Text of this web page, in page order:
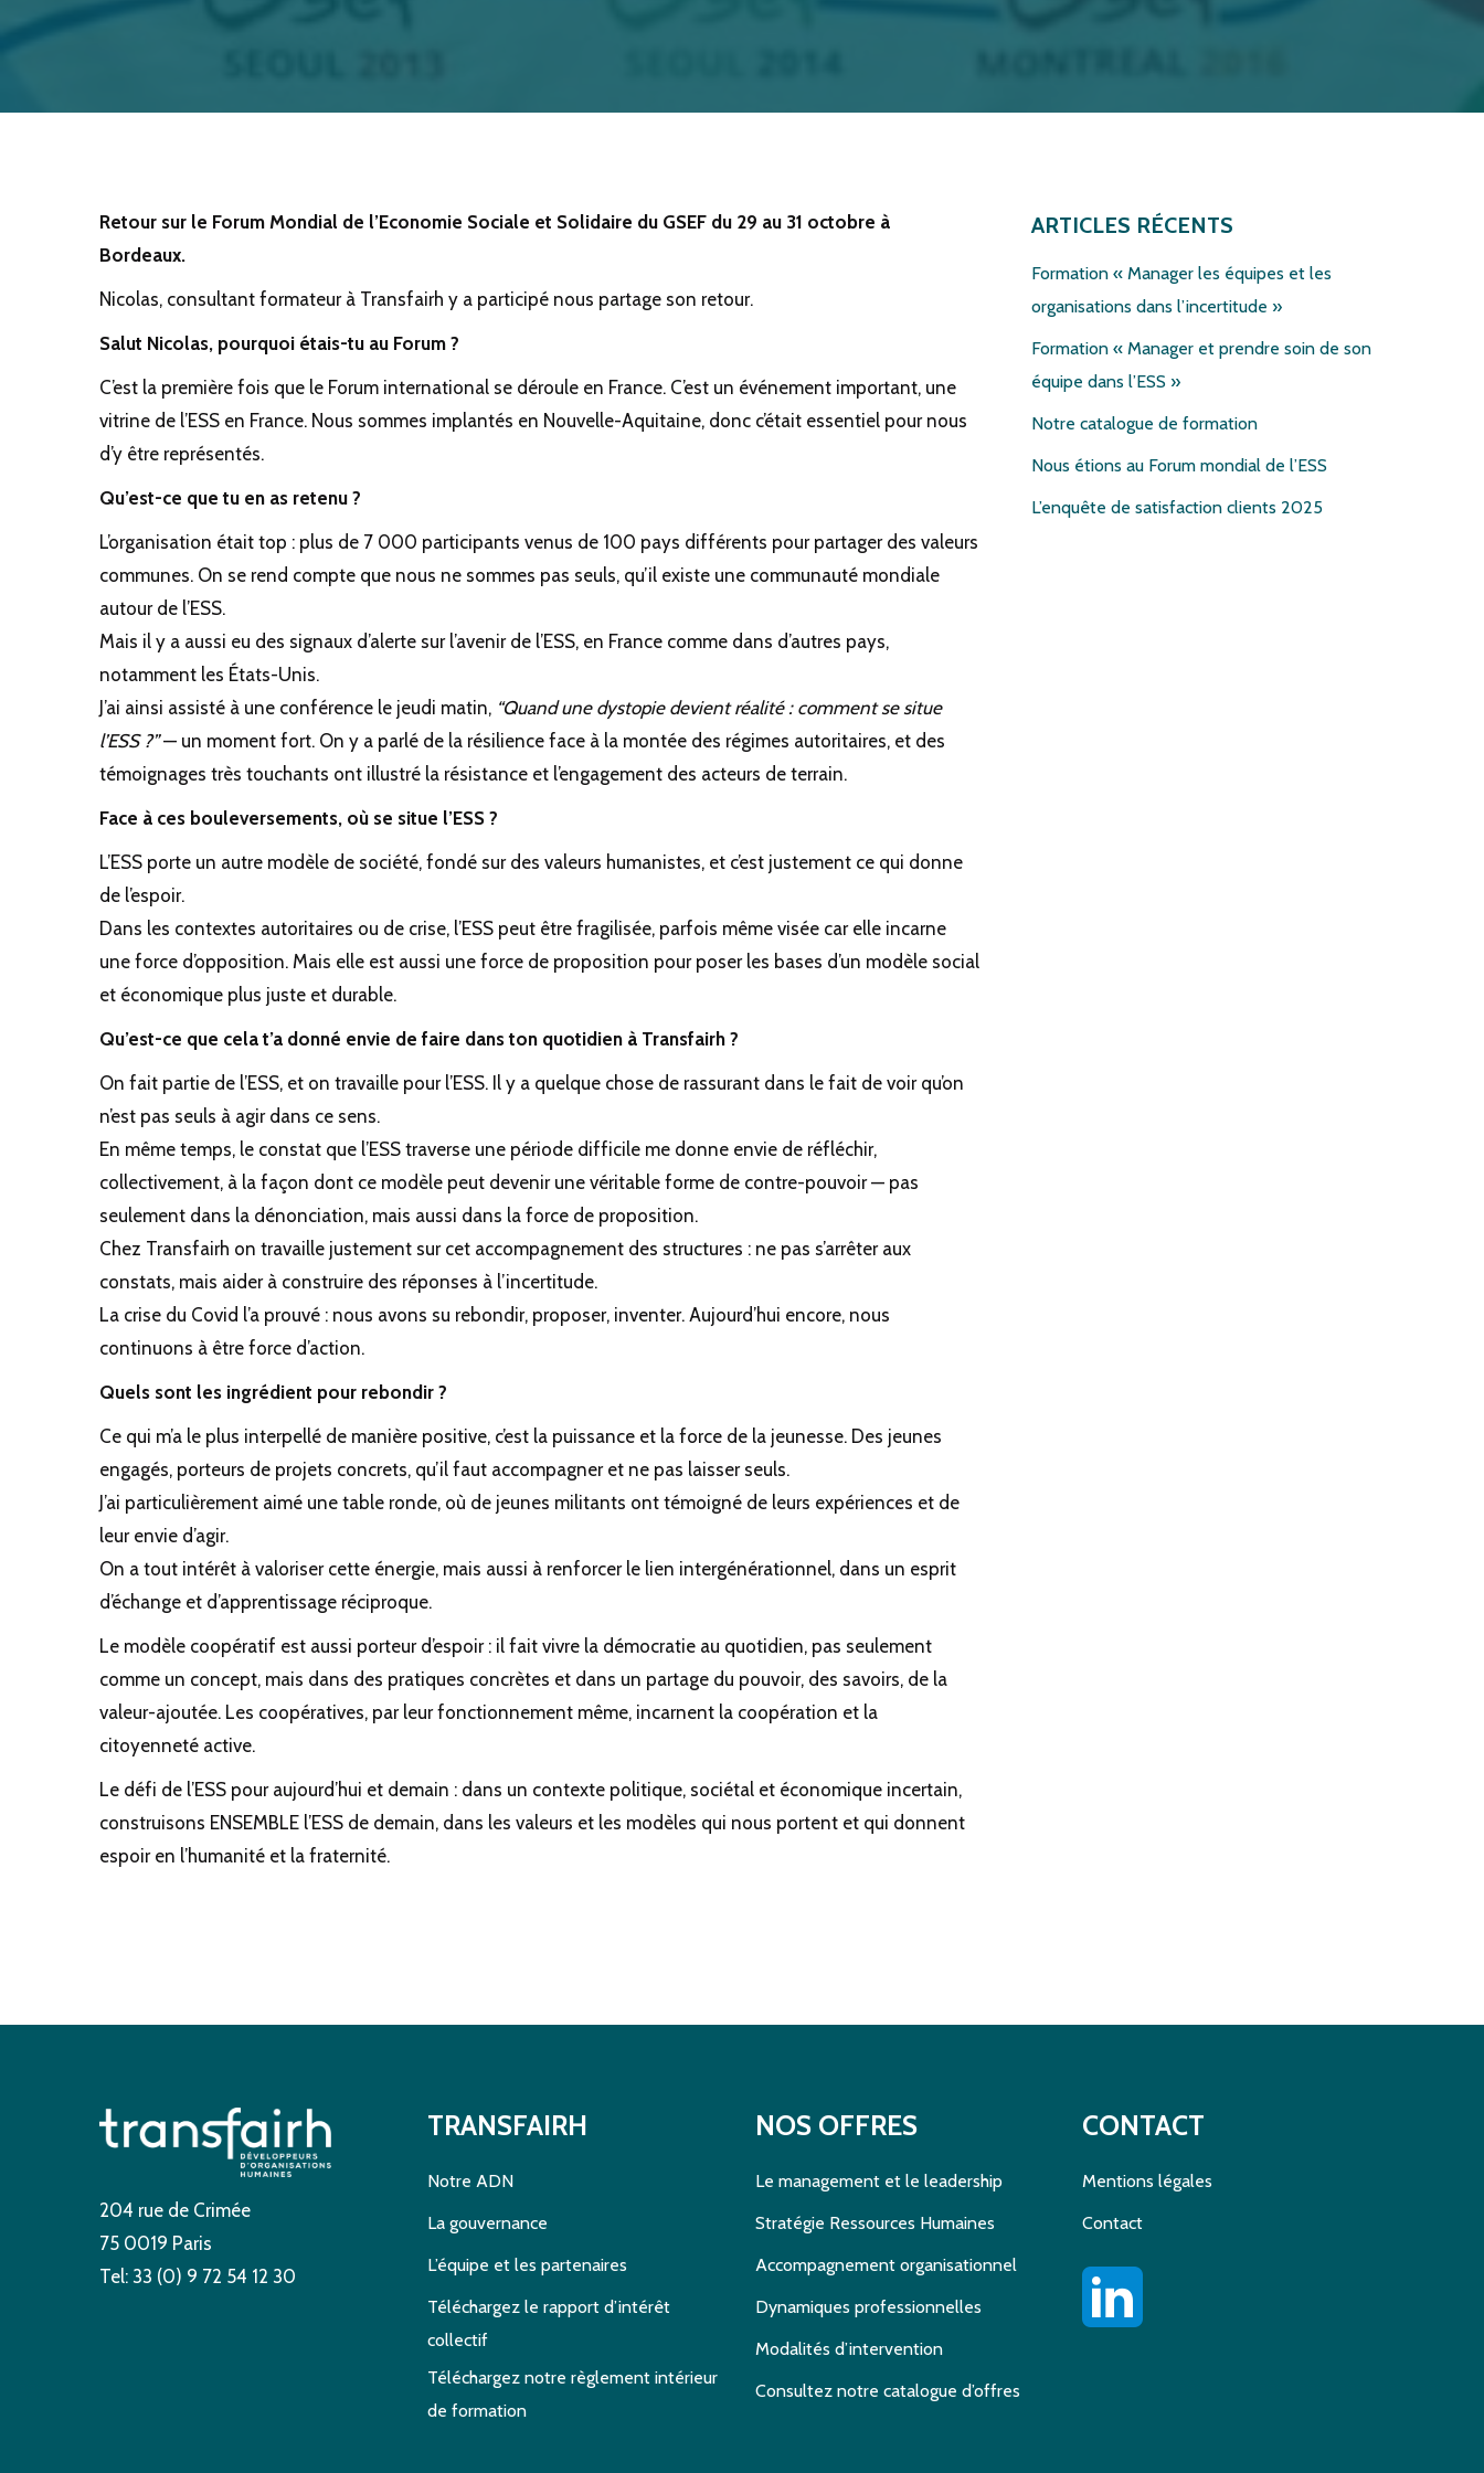
Retour sur le Forum Mondial de l’Economie Sociale et Solidaire du GSEF du 29 au 31 octobre à
Bordeaux.
Nicolas, consultant formateur à Transfairh y a participé nous partage son retour.
Salut Nicolas, pourquoi étais-tu au Forum ?
C’est la première fois que le Forum international se déroule en France. C’est un événement important, une
vitrine de l’ESS en France. Nous sommes implantés en Nouvelle-Aquitaine, donc c’était essentiel pour nous
d’y être représentés.
Qu’est-ce que tu en as retenu ?
L’organisation était top : plus de 7 000 participants venus de 100 pays différents pour partager des valeurs
communes. On se rend compte que nous ne sommes pas seuls, qu’il existe une communauté mondiale
autour de l’ESS.
Mais il y a aussi eu des signaux d’alerte sur l’avenir de l’ESS, en France comme dans d’autres pays,
notamment les États-Unis.
J’ai ainsi assisté à une conférence le jeudi matin, “Quand une dystopie devient réalité : comment se situe
l’ESS ?”— un moment fort. On y a parlé de la résilience face à la montée des régimes autoritaires, et des
témoignages très touchants ont illustré la résistance et l’engagement des acteurs de terrain.
Face à ces bouleversements, où se situe l’ESS ?
L’ESS porte un autre modèle de société, fondé sur des valeurs humanistes, et c’est justement ce qui donne
de l’espoir.
Dans les contextes autoritaires ou de crise, l’ESS peut être fragilisée, parfois même visée car elle incarne
une force d’opposition. Mais elle est aussi une force de proposition pour poser les bases d’un modèle social
et économique plus juste et durable.
Qu’est-ce que cela t’a donné envie de faire dans ton quotidien à Transfairh ?
On fait partie de l’ESS, et on travaille pour l’ESS. Il y a quelque chose de rassurant dans le fait de voir qu’on
n’est pas seuls à agir dans ce sens.
En même temps, le constat que l’ESS traverse une période difficile me donne envie de réfléchir,
collectivement, à la façon dont ce modèle peut devenir une véritable forme de contre-pouvoir — pas
seulement dans la dénonciation, mais aussi dans la force de proposition.
Chez Transfairh on travaille justement sur cet accompagnement des structures : ne pas s’arrêter aux
constats, mais aider à construire des réponses à l’incertitude.
La crise du Covid l’a prouvé : nous avons su rebondir, proposer, inventer. Aujourd’hui encore, nous
continuons à être force d’action.
Quels sont les ingrédient pour rebondir ?
Ce qui m’a le plus interpellé de manière positive, c’est la puissance et la force de la jeunesse. Des jeunes
engagés, porteurs de projets concrets, qu’il faut accompagner et ne pas laisser seuls.
J’ai particulièrement aimé une table ronde, où de jeunes militants ont témoigné de leurs expériences et de
leur envie d’agir.
On a tout intérêt à valoriser cette énergie, mais aussi à renforcer le lien intergénérationnel, dans un esprit
d’échange et d’apprentissage réciproque.
Le modèle coopératif est aussi porteur d’espoir : il fait vivre la démocratie au quotidien, pas seulement
comme un concept, mais dans des pratiques concrètes et dans un partage du pouvoir, des savoirs, de la
valeur-ajoutée. Les coopératives, par leur fonctionnement même, incarnent la coopération et la
citoyenneté active.
Le défi de l’ESS pour aujourd’hui et demain : dans un contexte politique, sociétal et économique incertain,
construisons ENSEMBLE l’ESS de demain, dans les valeurs et les modèles qui nous portent et qui donnent
espoir en l’humanité et la fraternité.
ARTICLES RÉCENTS
Formation « Manager les équipes et les
organisations dans l’incertitude »
Formation « Manager et prendre soin de son
équipe dans l’ESS »
Notre catalogue de formation
Nous étions au Forum mondial de l’ESS
L’enquête de satisfaction clients 2025
204 rue de Crimée
75 0019 Paris
Tel: 33 (0) 9 72 54 12 30
TRANSFAIRH
Notre ADN
La gouvernance
L’équipe et les partenaires
Téléchargez le rapport d’intérêt
collectif
Téléchargez notre règlement intérieur
de formation
NOS OFFRES
Le management et le leadership
Stratégie Ressources Humaines
Accompagnement organisationnel
Dynamiques professionnelles
Modalités d’intervention
Consultez notre catalogue d’offres
CONTACT
Mentions légales
Contact